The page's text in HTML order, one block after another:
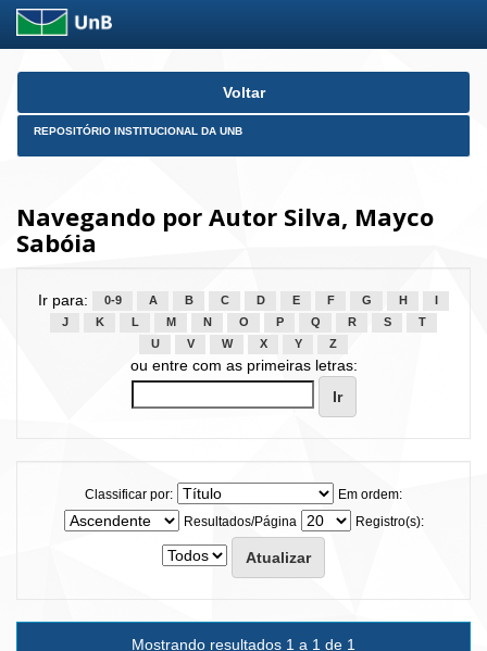
Skip
Voltar
REPOSITÓRIO INSTITUCIONAL DA UNB
Navegando por Autor Silva, Mayco
Sabóia
Ir para: 0-9 A B C D E F G H
J
K L M N O P Q R S
T
U
V W X Y Z
ou entre com as primeiras letras:
Classificar por:
Em ordem:
Resultados/Página
Registro(s):
Mostrando resultados 1 a 1 de 1